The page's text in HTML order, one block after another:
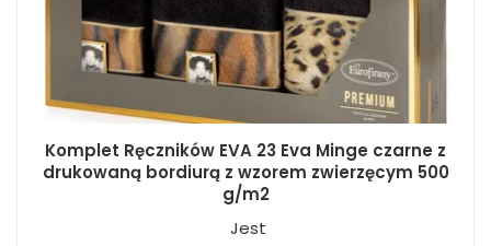
Komplet Ręczników EVA 23 Eva Minge czarne z
drukowaną bordiurą z wzorem zwierzęcym 500
g/m2
Jest